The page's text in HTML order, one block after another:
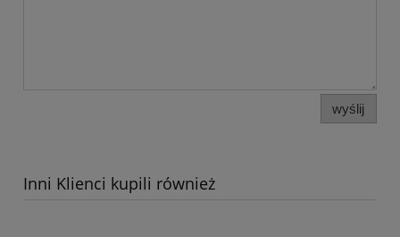
wyślij
Inni Klienci kupili również